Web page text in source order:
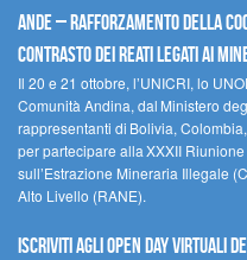
Ande – Rafforzamento della
contrasto dei reati legati ai
Il 20 e 21 ottobre, l’UNICRI, lo
Comunità Andina, dal Ministero
rappresentanti di Bolivia,
per partecipare alla XXXII
sull’Estrazione Mineraria Illegale
Alto Livello (RANE).
Iscriviti agli Open Day Virtuali